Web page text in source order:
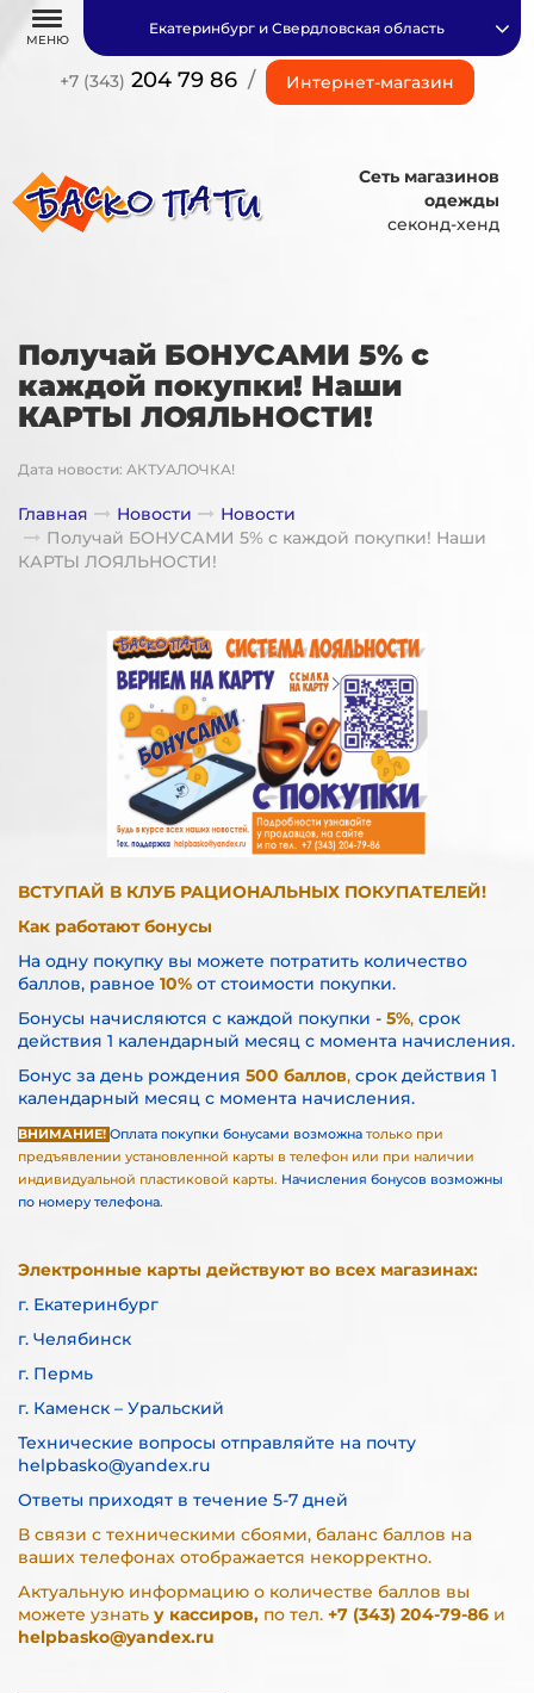
МЕНЮ
+7 (343) 204 79 86 / Интернет-магазин
Екатеринбург и Свердловская область
Сеть магазинов
одежды
секонд-хенд
Получай БОНУСАМИ 5% с
каждой покупки! Наши
КАРТЫ ЛОЯЛЬНОСТИ!
Дата новости: АКТУАЛОЧКА!
Главная Новости
Новости
Получай БОНУСАМИ 5% с каждой покупки! Наши
КАРТЫ ЛОЯЛЬНОСТИ!
ВСТУПАЙ В КЛУБ РАЦИОНАЛЬНЫХ ПОКУПАТЕЛЕЙ!
Как работают бонусы
На одну покупку вы можете потратить количество
баллов, равное 10% от стоимости покупки.
Бонусы начисляются с каждой покупки - 5%, срок
действия 1 календарный месяц с момента начисления.
Бонус за день рождения 500 баллов, срок действия 1
календарный месяц с момента начисления.
ВНИМАНИЕ! Оплата покупки бонусами возможна только при
предъявлении установленной карты в телефон или при наличии
индивидуальной пластиковой карты. Начисления бонусов возможны
по номеру телефона.
Электронные карты действуют во всех магазинах:
г. Екатеринбург
г. Челябинск
г. Пермь
г. Каменск – Уральский
Технические вопросы отправляйте на почту
helpbasko@yandex.ru
Ответы приходят в течение 5-7 дней
В связи с техническими сбоями, баланс баллов на
ваших телефонах отображается некорректно.
Актуальную информацию о количестве баллов вы
можете узнать у кассиров, по тел. +7 (343) 204-79-86 и
helpbasko@yandex.ru